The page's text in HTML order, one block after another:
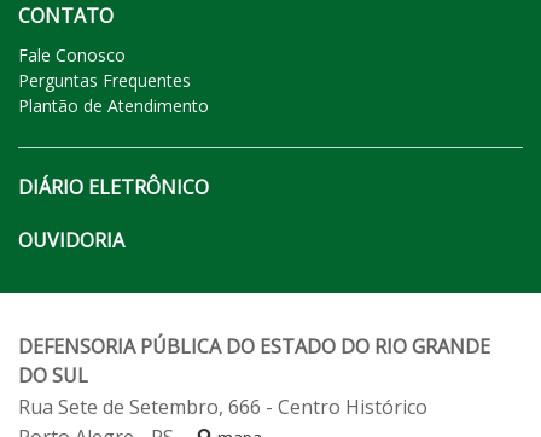
CONTATO
Fale Conosco
Perguntas Frequentes
Plantão de Atendimento
DIÁRIO ELETRÔNICO
OUVIDORIA
DEFENSORIA PÚBLICA DO ESTADO DO RIO GRANDE
DO SUL
Rua Sete de Setembro, 666 - Centro Histórico